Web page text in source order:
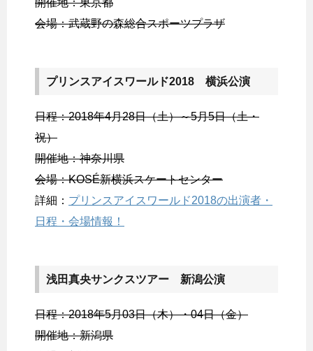
会場：武蔵野の森総合スポーツプラザ
プリンスアイスワールド2018 横浜公演
日程：2018年4月28日（土）～5月5日（土・
祝）
開催地：神奈川県
会場：KOSÉ新横浜スケートセンター
詳細： プリンスアイスワールド2018の出演者・
日程・会場情報！
浅田真央サンクスツアー 新潟公演
日程：2018年5月03日（木）・04日（金）
開催地：新潟県